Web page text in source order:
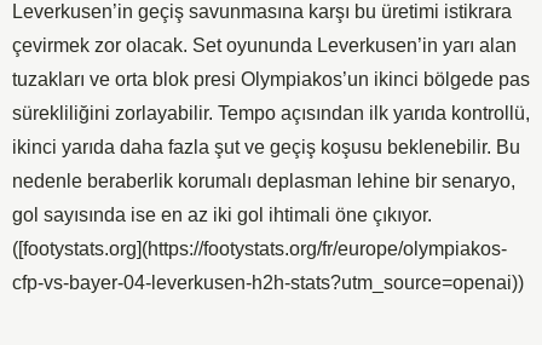
Leverkusen’in geçiş savunmasına karşı bu üretimi istikrara
çevirmek zor olacak. Set oyununda Leverkusen’in yarı alan
tuzakları ve orta blok presi Olympiakos’un ikinci bölgede pas
sürekliliğini zorlayabilir. Tempo açısından ilk yarıda kontrollü,
ikinci yarıda daha fazla şut ve geçiş koşusu beklenebilir. Bu
nedenle beraberlik korumalı deplasman lehine bir senaryo,
gol sayısında ise en az iki gol ihtimali öne çıkıyor.
([footystats.org](https://footystats.org/fr/europe/olympiakos-
cfp-vs-bayer-04-leverkusen-h2h-stats?utm_source=openai))